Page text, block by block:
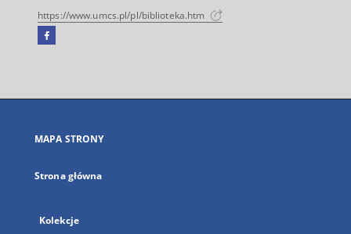
https://www.umcs.pl/pl/biblioteka.htm
Facebook
się
karcie
MAPA STRONY
Strona główna
Kolekcje